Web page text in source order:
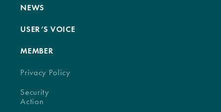
NEWS
USER’S VOICE
MEMBER
Privacy Policy
Security
Action